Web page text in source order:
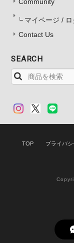
マイページ / ロ
Contact Us
SEARCH
TOP プライバ